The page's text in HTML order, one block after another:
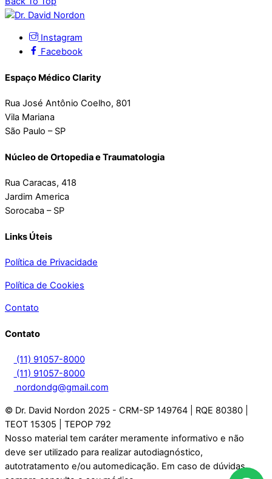
Instagram
Facebook
Espaço Médico Clarity
Rua José Antônio Coelho, 801
Vila Mariana
São Paulo – SP
Núcleo de Ortopedia e Traumatologia
Rua Caracas, 418
Jardim America
Sorocaba – SP
Links Úteis
Política de Privacidade
Política de Cookies
Contato
Contato
(11) 91057-8000
(11) 91057-8000
nordondg@gmail.com
© Dr. David Nordon 2025 - CRM-SP 149764 | RQE 80380 |
TEOT 15305 | TEPOP 792
Nosso material tem caráter meramente informativo e não
deve ser utilizado para realizar autodiagnóstico,
autotratamento e/ou automedicação. Em caso de dúvidas,